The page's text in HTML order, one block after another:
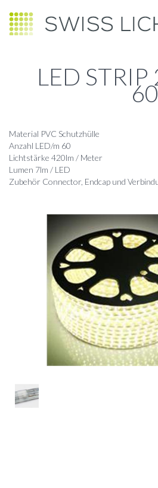
LED
Material PVC Schutzhülle
Anzahl LED/m 60
Lichtstärke 420lm / Meter
Lumen 7lm / LED
Zubehör Connector, Endcap und